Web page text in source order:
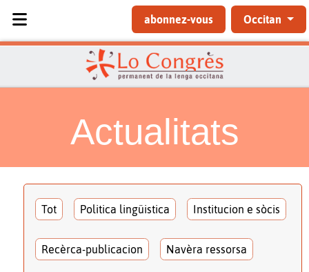
abonnez-vous Occitan
Actualitats
Tot Politica lingüistica Institucion e sòcis
Recèrca-publicacion Navèra ressorsa